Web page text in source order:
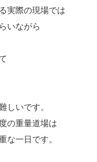
実際の現場では
いながら
しいです。
の重量道場は
な一日です。